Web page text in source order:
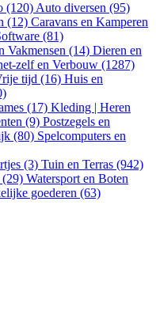
(120) Auto diversen (95)
(12) Caravans en Kamperen
(81)
Vakmensen (14) Dieren en
zelf en Verbouw (1287)
tijd (16) Huis en
(17) Kleding | Heren
(9) Postzegels en
(80) Spelcomputers en
(3) Tuin en Terras (942)
(29) Watersport en Boten
goederen (63)